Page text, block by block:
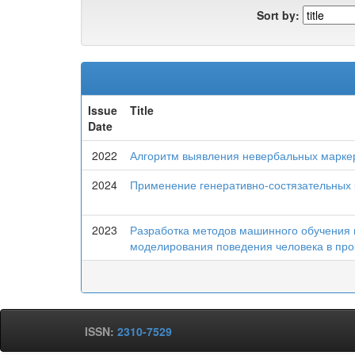
Sort by:
Issue
Date
Title
2022 Алгоритм выявления невербальных
2024
Применение генеративно-
2023
Разработка методов машинного обучения
моделирования поведения человека в
ISSN: 2310-7529